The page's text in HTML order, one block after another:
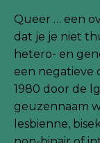
Queer … een
dat je je niet
hetero- en
een negatieve
1980 door de
geuzennaam
lesbienne,